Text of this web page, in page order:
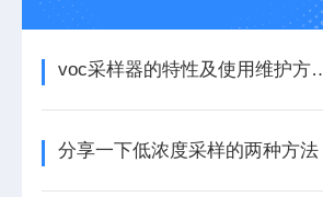
voc采样器的特性及使
分享一下低浓度采样的两种方法